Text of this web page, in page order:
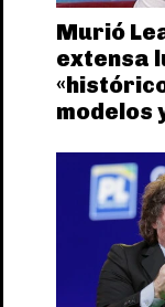
Murió
extensa
modelos